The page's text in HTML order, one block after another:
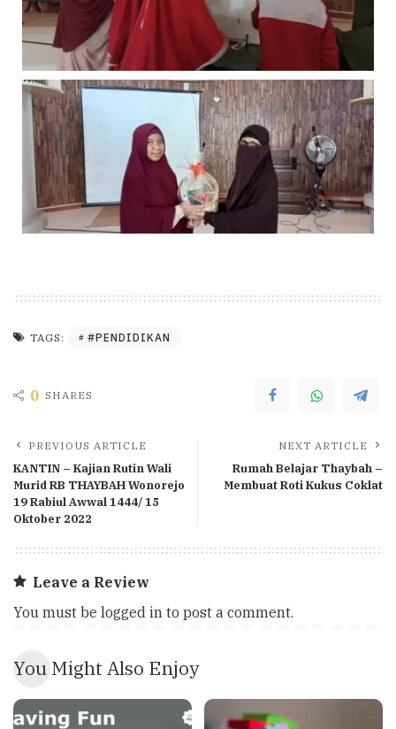
TAGS: #PENDIDIKAN
0 SHARES
PREVIOUS ARTICLE
KANTIN – Kajian Rutin Wali
Murid RB THAYBAH Wonorejo
19 Rabiul Awwal 1444/ 15
Oktober 2022
NEXT ARTICLE
Rumah Belajar Thaybah –
Membuat Roti Kukus Coklat
Leave a Review
You must be logged in to post a comment.
You Might Also Enjoy